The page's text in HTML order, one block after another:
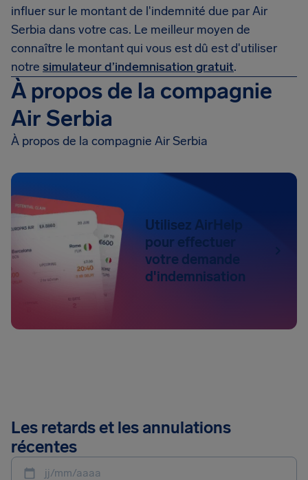
influer sur le montant de l'indemnité due par Air
Serbia dans votre cas. Le meilleur moyen de
connaître le montant qui vous est dû est d'utiliser
notre simulateur d’indemnisation gratuit.
À propos de la compagnie
Air Serbia
À propos de la compagnie Air Serbia
Utilisez AirHelp
pour effectuer
votre demande
d'indemnisation
Les retards et les annulations
récentes
jj/mm/aaaa